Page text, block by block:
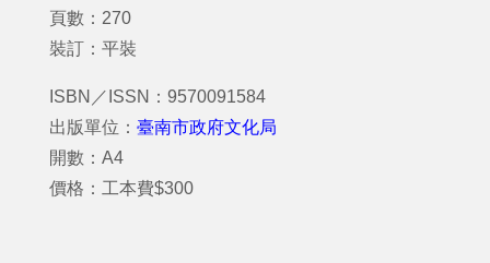
頁數：270
裝訂：平裝
ISBN／ISSN：9570091584
出版單位： 臺南市政府文化局
開數：A4
價格：工本費$300